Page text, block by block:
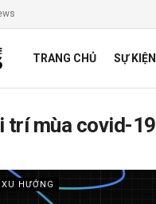
TRANG CHỦ SỰ KIỆN
trí mùa covid-19
HƯỚNG